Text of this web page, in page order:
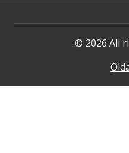
© 2026 All